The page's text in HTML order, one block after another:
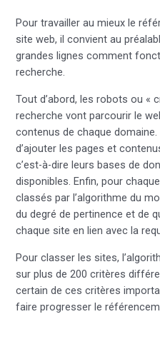
Pour travailler au mieux le
site web, il convient au
grandes lignes comment
recherche.
Tout d’abord, les robots ou «
recherche vont parcourir le
contenus de chaque
d’ajouter les pages et
c’est-à-dire leurs bases de
disponibles. Enfin, pour
classés par l’algorithme du
du degré de pertinence et de
chaque site en lien avec la
Pour classer les sites,
sur plus de 200 critères
certain de ces critères
faire progresser le